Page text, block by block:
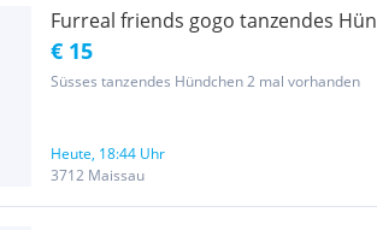
Furreal friends gogo tanzendes
€ 15
Süsses tanzendes Hündchen 2 mal vorhanden
Heute, 18:44 Uhr
3712 Maissau